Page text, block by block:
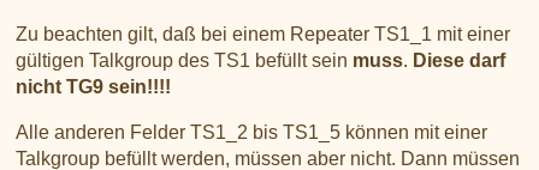
Zu beachten gilt, daß bei einem Repeater TS1_1 mit einer
gültigen Talkgroup des TS1 befüllt sein muss. Diese darf
nicht TG9 sein!!!!
Alle anderen Felder TS1_2 bis TS1_5 können mit einer
Talkgroup befüllt werden, müssen aber nicht. Dann müssen